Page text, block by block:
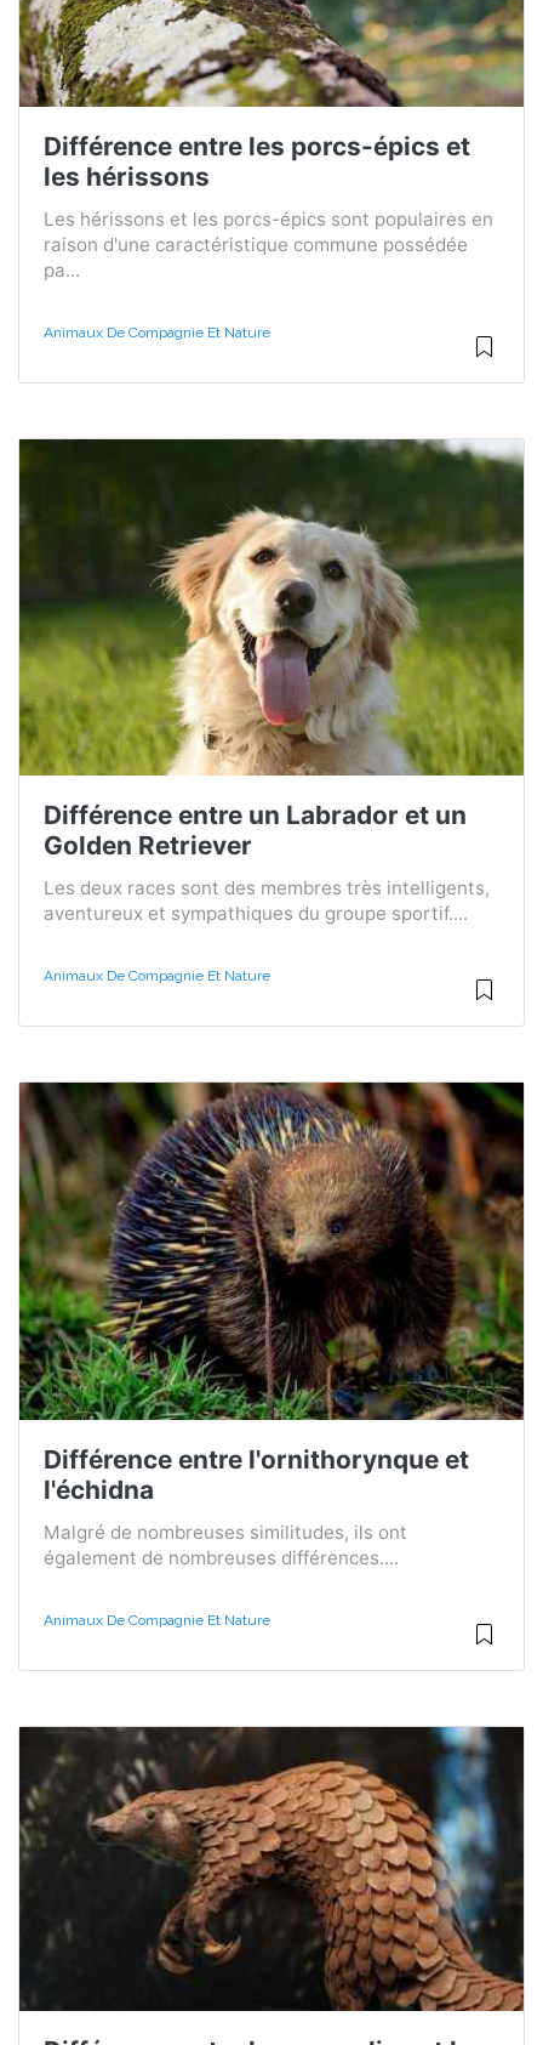
Différence entre les porcs-épics et
les hérissons
Les hérissons et les porcs-épics sont populaires en
raison d'une caractéristique commune possédée
pa...
Animaux De Compagnie Et Nature
Différence entre un Labrador et un
Golden Retriever
Les deux races sont des membres très intelligents,
aventureux et sympathiques du groupe sportif....
Animaux De Compagnie Et Nature
Différence entre l'ornithorynque et
l'échidna
Malgré de nombreuses similitudes, ils ont
également de nombreuses différences....
Animaux De Compagnie Et Nature